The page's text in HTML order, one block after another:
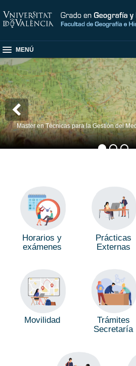
MENÚ
Master en Técnicas para la Gestión del
Horarios y
exámenes
Prácticas
Externas
Movilidad
Trámites
Secretaría